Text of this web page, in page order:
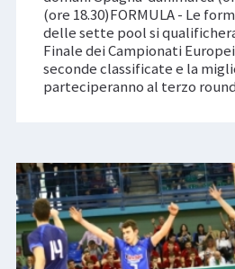
(ore 18.30)FORMULA - Le
delle sette pool si
Finale dei Campionati
seconde classificate e la
parteciperanno al terzo